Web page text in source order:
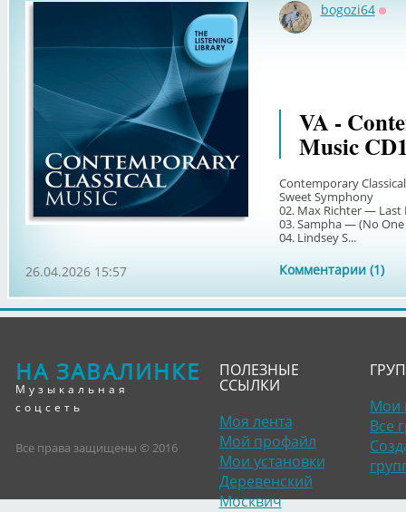
bogozi64
VA -
Music
Contemporary
Sweet Symphony
02. Max Richter — Last
03. Sampha — (No
04. Lindsey S...
Комментарии (1)
26.04.2026 15:57
НА ЗАВАЛИНКЕ
Музыкальная
соцсеть
Все права защищены © 2016
ПОЛЕЗНЫЕ
ССЫЛКИ
Моя лента
Мой профайл
Мои установки
Деревенский
Москвич
Мои
Все